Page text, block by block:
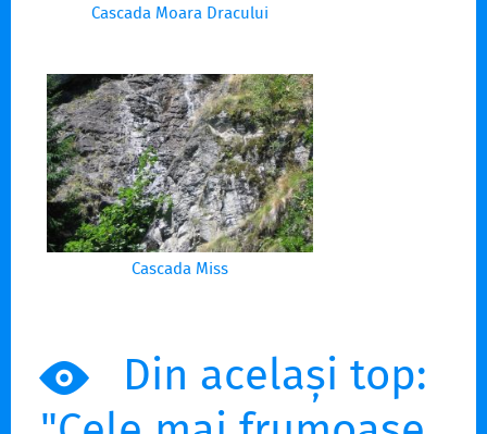
Cascada Moara Dracului
Cascada Miss
Din același top: